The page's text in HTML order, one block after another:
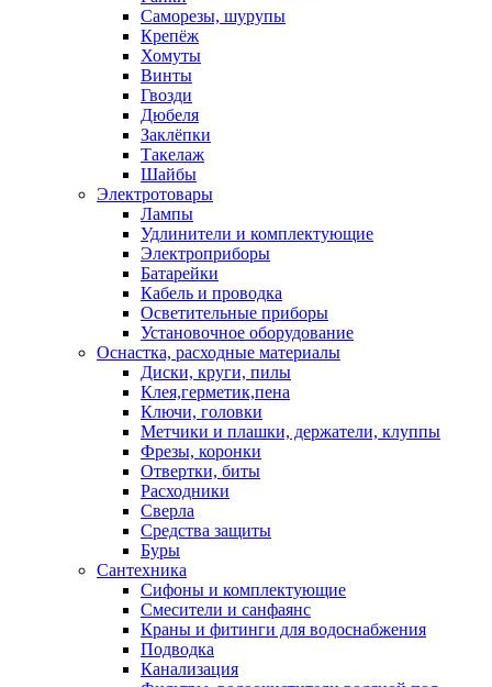
Саморезы, шурупы
Крепёж
Хомуты
Винты
Гвозди
Дюбеля
Заклёпки
Такелаж
Шайбы
Электротовары
Лампы
Удлинители и комплектующие
Электроприборы
Батарейки
Кабель и проводка
Осветительные приборы
Установочное оборудование
Оснастка, расходные материалы
Диски, круги, пилы
Клея,герметик,пена
Ключи, головки
Метчики и плашки, держатели, клуппы
Фрезы, коронки
Отвертки, биты
Расходники
Сверла
Средства защиты
Буры
Сантехника
Сифоны и комплектующие
Смесители и санфаянс
Краны и фитинги для водоснабжения
Подводка
Канализация